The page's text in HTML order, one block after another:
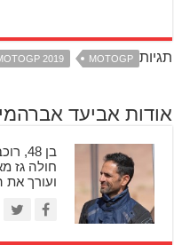
תגיות MOTOGP
2019
אודות אביעד אברהמי
חולה גז
ועורך